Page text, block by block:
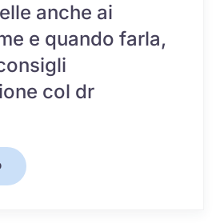
anche ai
e quando farla,
col dr